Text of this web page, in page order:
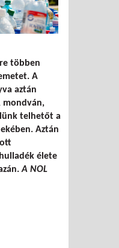
útját
többen
A
aztán
mondván,
telhetőt a
Aztán
élete
A NOL